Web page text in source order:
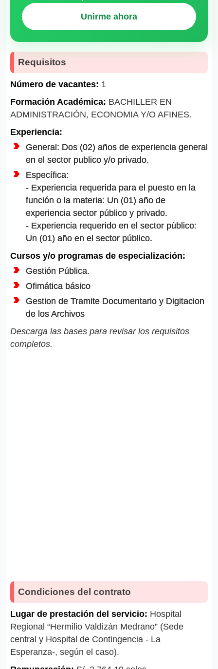
Unirme ahora
Requisitos
Número de vacantes: 1
Formación Académica: BACHILLER EN
ADMINISTRACIÓN, ECONOMIA Y/O AFINES.
Experiencia:
General: Dos (02) años de experiencia general
en el sector publico y/o privado.
Específica:
- Experiencia requerida para el puesto en la
función o la materia: Un (01) año de
experiencia sector público y privado.
- Experiencia requerido en el sector público:
Un (01) año en el sector público.
Cursos y/o programas de especialización:
Gestión Pública.
Ofimática básico
Gestion de Tramite Documentario y Digitacion
de los Archivos
Descarga las bases para revisar los requisitos
completos.
Condiciones del contrato
Lugar de prestación del servicio: Hospital
Regional “Hermilio Valdizán Medrano” (Sede
central y Hospital de Contingencia - La
Esperanza-, según el caso).